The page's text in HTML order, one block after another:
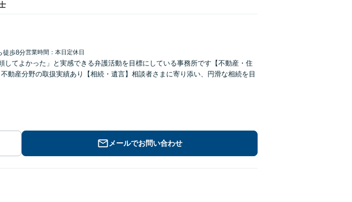
徒歩8分営業時間：本日定休日
してよかった」と実感できる弁護活動を目標にしている事務所です【不動産・住
動産分野の取扱実績あり【相続・遺言】相談者さまに寄り添い、円滑な相続を目
メールでお問い合わせ